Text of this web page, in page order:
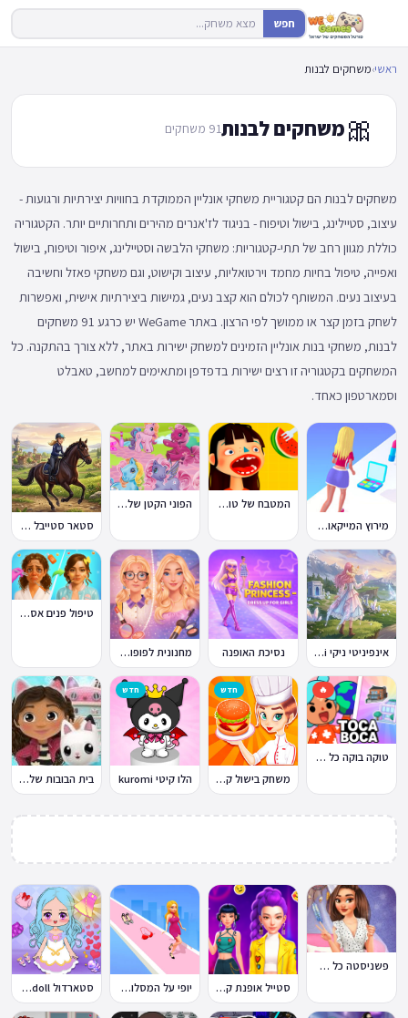
חפש
ראשי›משחקים לבנות
🎀משחקים לבנות91 משחקים
משחקים לבנות הם קטגוריית משחקי אונליין הממוקדת בחוויות יצירתיות ורגועות -
עיצוב, סטיילינג, בישול וטיפוח - בניגוד לז'אנרים מהירים ותחרותיים יותר. הקטגוריה
כוללת מגוון רחב של תתי-קטגוריות: משחקי הלבשה וסטיילינג, איפור וטיפוח, בישול
ואפייה, טיפול בחיות מחמד וירטואליות, עיצוב וקישוט, וגם משחקי פאזל וחשיבה
בעיצוב נעים. המשותף לכולם הוא קצב נעים, גמישות ביצירתיות אישית, ואפשרות
לשחק בזמן קצר או ממושך לפי הרצון. באתר WeGame יש כרגע 91 משחקים
לבנות, משחקי בנות אונליין הזמינים למשחק ישירות באתר, ללא צורך בהתקנה. כל
המשחקים בקטגוריה זו רצים ישירות בדפדפן ומתאימים למחשב, טאבלט
וסמארטפון כאחד.
מירוץ המייקאובר Makeover Run
המטבח של טוקה בוקה
הפוני הקטן שלי: מסיבה בכפר
סטאר סטייבל Star Stable Online
אינפיניטי ניקי Infinity Nikki נסיכת האופנה מחנונית לפופולרית
טיפול פנים אסמר Asmr
🔥
טוקה בוקה כל העולמות בחינם
חדש
משחק בישול קדחת הבישול Cooking Fever
חדש
הלו קיטי kuromi בית הבובות של גבי
פשניסטה כל השנה
סטייל אופנת קיי-פופ
יופי על המסלול Catwalk Beauty סטארדול Stardoll